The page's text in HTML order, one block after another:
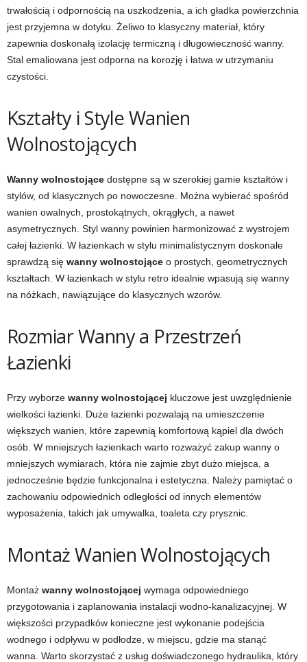
trwałością i odpornością na uszkodzenia, a ich gładka powierzchnia
jest przyjemna w dotyku. Żeliwo to klasyczny materiał, który
zapewnia doskonałą izolację termiczną i długowieczność wanny.
Stal emaliowana jest odporna na korozję i łatwa w utrzymaniu
czystości.
Kształty i Style Wanien
Wolnostojących
Wanny wolnostojące dostępne są w szerokiej gamie kształtów i
stylów, od klasycznych po nowoczesne. Można wybierać spośród
wanien owalnych, prostokątnych, okrągłych, a nawet
asymetrycznych. Styl wanny powinien harmonizować z wystrojem
całej łazienki. W łazienkach w stylu minimalistycznym doskonale
sprawdzą się wanny wolnostojące o prostych, geometrycznych
kształtach. W łazienkach w stylu retro idealnie wpasują się wanny
na nóżkach, nawiązujące do klasycznych wzorów.
Rozmiar Wanny a Przestrzeń
Łazienki
Przy wyborze wanny wolnostojącej kluczowe jest uwzględnienie
wielkości łazienki. Duże łazienki pozwalają na umieszczenie
większych wanien, które zapewnią komfortową kąpiel dla dwóch
osób. W mniejszych łazienkach warto rozważyć zakup wanny o
mniejszych wymiarach, która nie zajmie zbyt dużo miejsca, a
jednocześnie będzie funkcjonalna i estetyczna. Należy pamiętać o
zachowaniu odpowiednich odległości od innych elementów
wyposażenia, takich jak umywalka, toaleta czy prysznic.
Montaż Wanien Wolnostojących
Montaż wanny wolnostojącej wymaga odpowiedniego
przygotowania i zaplanowania instalacji wodno-kanalizacyjnej. W
większości przypadków konieczne jest wykonanie podejścia
wodnego i odpływu w podłodze, w miejscu, gdzie ma stanąć
wanna. Warto skorzystać z usług doświadczonego hydraulika, który